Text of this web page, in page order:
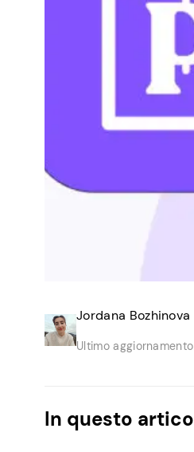
Jordana Bozhinova
Ultimo
In questo